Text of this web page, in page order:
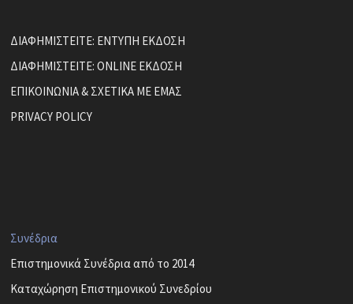
ΔΙΑΦΗΜΙΣΤΕΙΤΕ: ΕΝΤΥΠΗ ΕΚΔΟΣΗ
ΔΙΑΦΗΜΙΣΤΕΙΤΕ: ONLINE ΕΚΔΟΣΗ
ΕΠΙΚΟΙΝΩΝΙΑ & ΣΧΕΤΙΚΑ ΜΕ ΕΜΑΣ
PRIVACY POLICY
Συνέδρια
Επιστημονικά Συνέδρια από το 2014
Καταχώρηση Επιστημονικού Συνεδρίου